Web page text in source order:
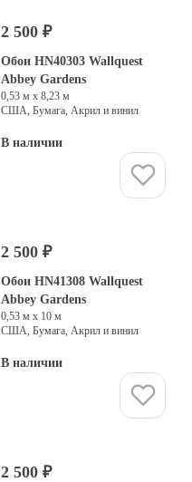
2 500 ₽
Обои HN40303 Wallquest
Abbey Gardens
0,53 м х 8,23 м
США, Бумага, Акрил и винил
В наличии
2 500 ₽
Обои HN41308 Wallquest
Abbey Gardens
0,53 м х 10 м
США, Бумага, Акрил и винил
В наличии
2 500 ₽